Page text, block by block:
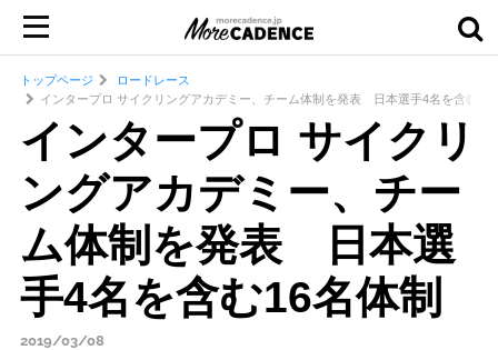
トップページ
ロードレース
インタープロ サイクリングアカデミー、チーム体制を発表 日本選手4名を含む16
インタープロ サイクリ
ングアカデミー、チー
ム体制を発表 日本選
手4名を含む16名体制
2019/03/08